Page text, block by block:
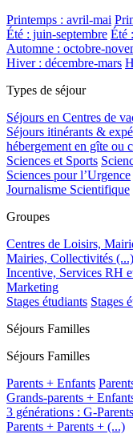
Printemps : avril-mai
Été : juin-septembre Été
Automne : octobre-
Hiver : décembre-mars
Types de séjour
Séjours en Centres de
Séjours itinérants &
hébergement en gîte ou
Sciences et Sports
Sciences pour l’Urgence
Journalisme Scientifique
Groupes
Centres de Loisirs,
Mairies, Collectivités (...)
Incentive, Services RH
Marketing
Stages étudiants Stages
Séjours Familles
Séjours Familles
Parents + Enfants
Grands-parents +
3 générations : G-
Parents + Parents + (...)